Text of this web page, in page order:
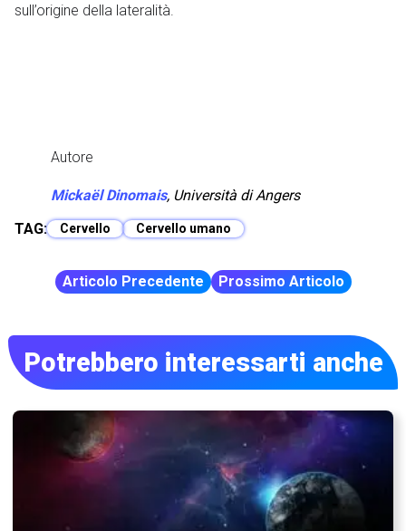
sull’origine della lateralità.
Autore
Mickaël Dinomais, Università di Angers
TAG:
Cervello Cervello umano
Articolo Precedente Prossimo Articolo
Potrebbero interessarti anche